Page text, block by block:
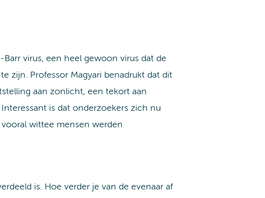
virus, een heel gewoon virus dat de
zijn. Professor Magyari benadrukt dat dit
aan zonlicht, een tekort aan
is dat onderzoekers zich nu
wittee mensen werden
is. Hoe verder je van de evenaar af